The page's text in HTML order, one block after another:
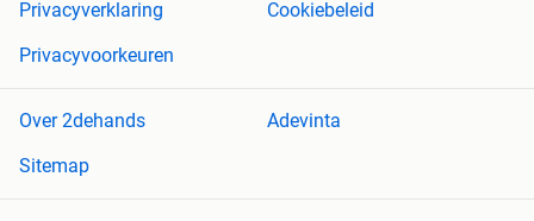
Privacyverklaring
Cookiebeleid
Privacyvoorkeuren
Over 2dehands
Adevinta
Sitemap